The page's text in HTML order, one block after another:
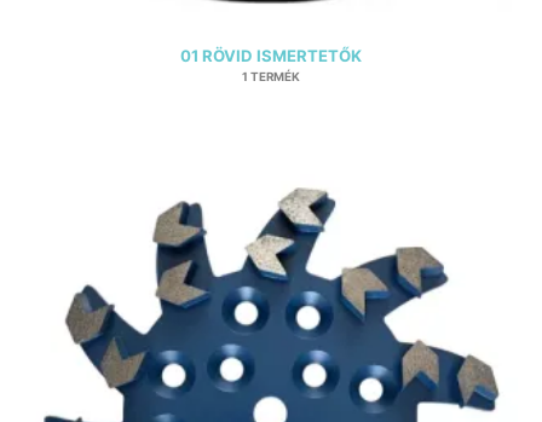
01 RÖVID ISMERTETŐK
1 TERMÉK